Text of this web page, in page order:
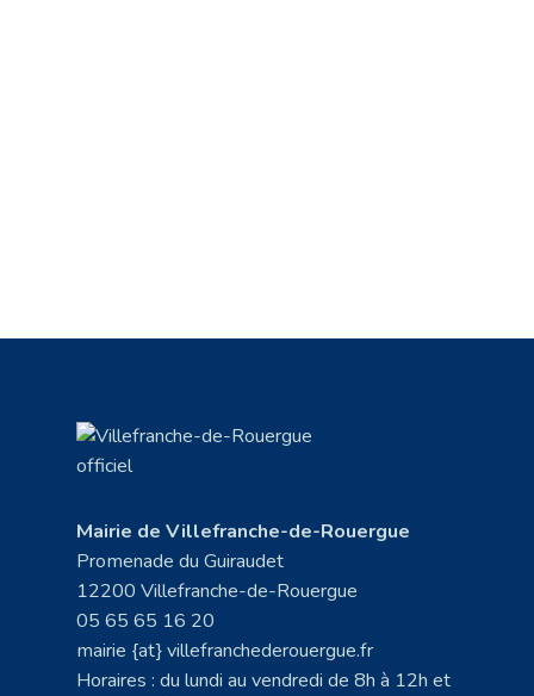
Mairie de Villefranche-de-Rouergue
Promenade du Guiraudet
12200 Villefranche-de-Rouergue
05 65 65 16 20
mairie {at} villefranchederouergue.fr
Horaires : du lundi au vendredi de 8h à 12h et